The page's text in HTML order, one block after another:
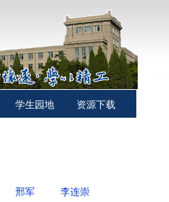
学生园地 资源下载
邢军
李连崇